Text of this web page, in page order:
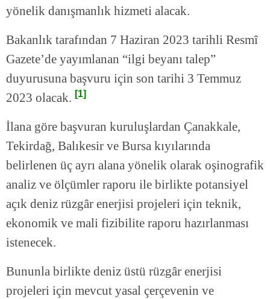
yönelik danışmanlık hizmeti alacak.
Bakanlık tarafından 7 Haziran 2023 tarihli Resmî
Gazete’de yayımlanan “ilgi beyanı talep”
duyurusuna başvuru için son tarihi 3 Temmuz
2023 olacak. [1]
İlana göre başvuran kuruluşlardan Çanakkale,
Tekirdağ, Balıkesir ve Bursa kıyılarında
belirlenen üç ayrı alana yönelik olarak oşinografik
analiz ve ölçümler raporu ile birlikte potansiyel
açık deniz rüzgâr enerjisi projeleri için teknik,
ekonomik ve mali fizibilite raporu hazırlanması
istenecek.
Bununla birlikte deniz üstü rüzgâr enerjisi
projeleri için mevcut yasal çerçevenin ve